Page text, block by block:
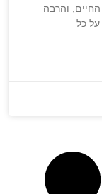
החיים, והרבה
כל